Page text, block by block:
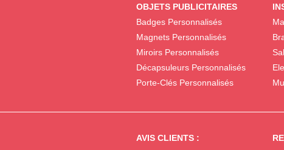
OBJETS PUBLICITAIRES
Badges Personnalisés
Magnets Personnalisés
Miroirs Personnalisés
Décapsuleurs Personnalisés
Porte-Clés Personnalisés
AVIS CLIENTS :